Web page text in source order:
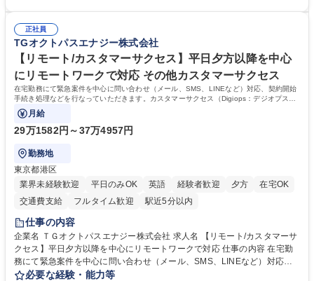
表するインフラ企業 #ポテンシャル採用
72.html ■エネルギーセキュリティの不安定化や気候変動による自然災害の
甚大化など、これまで以上に社会課題解決の重要性が高まっています。
「未来の日常」の創造に向けて持続可能な社会の実現に貢献してまいりま
す。 学歴・資格 学歴：大学院 大学 語学力： 資格：
正社員
TGオクトパスエナジー株式会社
【リモート/カスタマーサクセス】平日夕方以降を中心
にリモートワークで対応 その他カスタマーサクセス
在宅勤務にて緊急案件を中心に問い合わせ（メール、SMS、LINEなど）対応、契約開始
手続き処理などを行なっていただきます。カスタマーサクセス（Digiops：デジオプス）
と運用構築の業務となります。
月給
29万1582円～37万4957円
勤務地
東京都港区
業界未経験歓迎
平日のみOK 英語 経験者歓迎 夕方
在宅OK
交通費支給
フルタイム歓迎 駅近5分以内
仕事の内容
企業名 ＴＧオクトパスエナジー株式会社 求人名 【リモート/カスタマーサ
クセス】平日夕方以降を中心にリモートワークで対応 仕事の内容 在宅勤
務にて緊急案件を中心に問い合わせ（メール、SMS、LINEなど）対応、
契約開始手続き処理などを行なっていただきます。カスタマーサクセス
必要な経験・能力等